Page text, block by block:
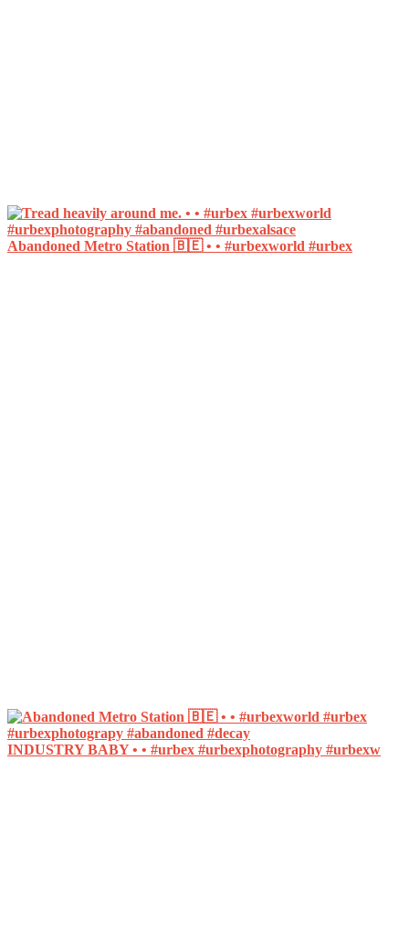
Abandoned Metro Station 🇧🇪 • • #urbexworld #urbex
INDUSTRY BABY • • #urbex #urbexphotography #urbexw